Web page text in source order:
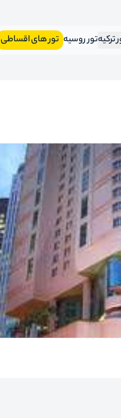
ترکیهتور روسیه تور های اقساطی